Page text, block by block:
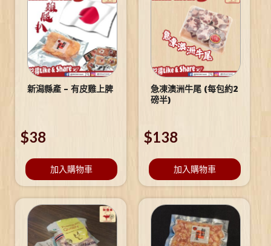
新潟縣產 – 有皮雞上脾
$38
加入購物車
急凍澳洲牛尾 (每包約2
磅半)
$138
加入購物車